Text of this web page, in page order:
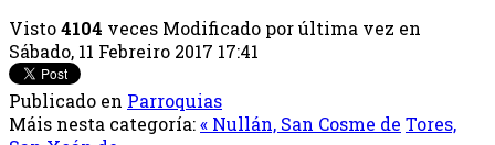
Visto4104 veces Modificado por última vez en
Sábado, 11 Febreiro 2017 17:41
Publicado en Parroquias
Máis nesta categoría:« Nullán, San Cosme de Tores,